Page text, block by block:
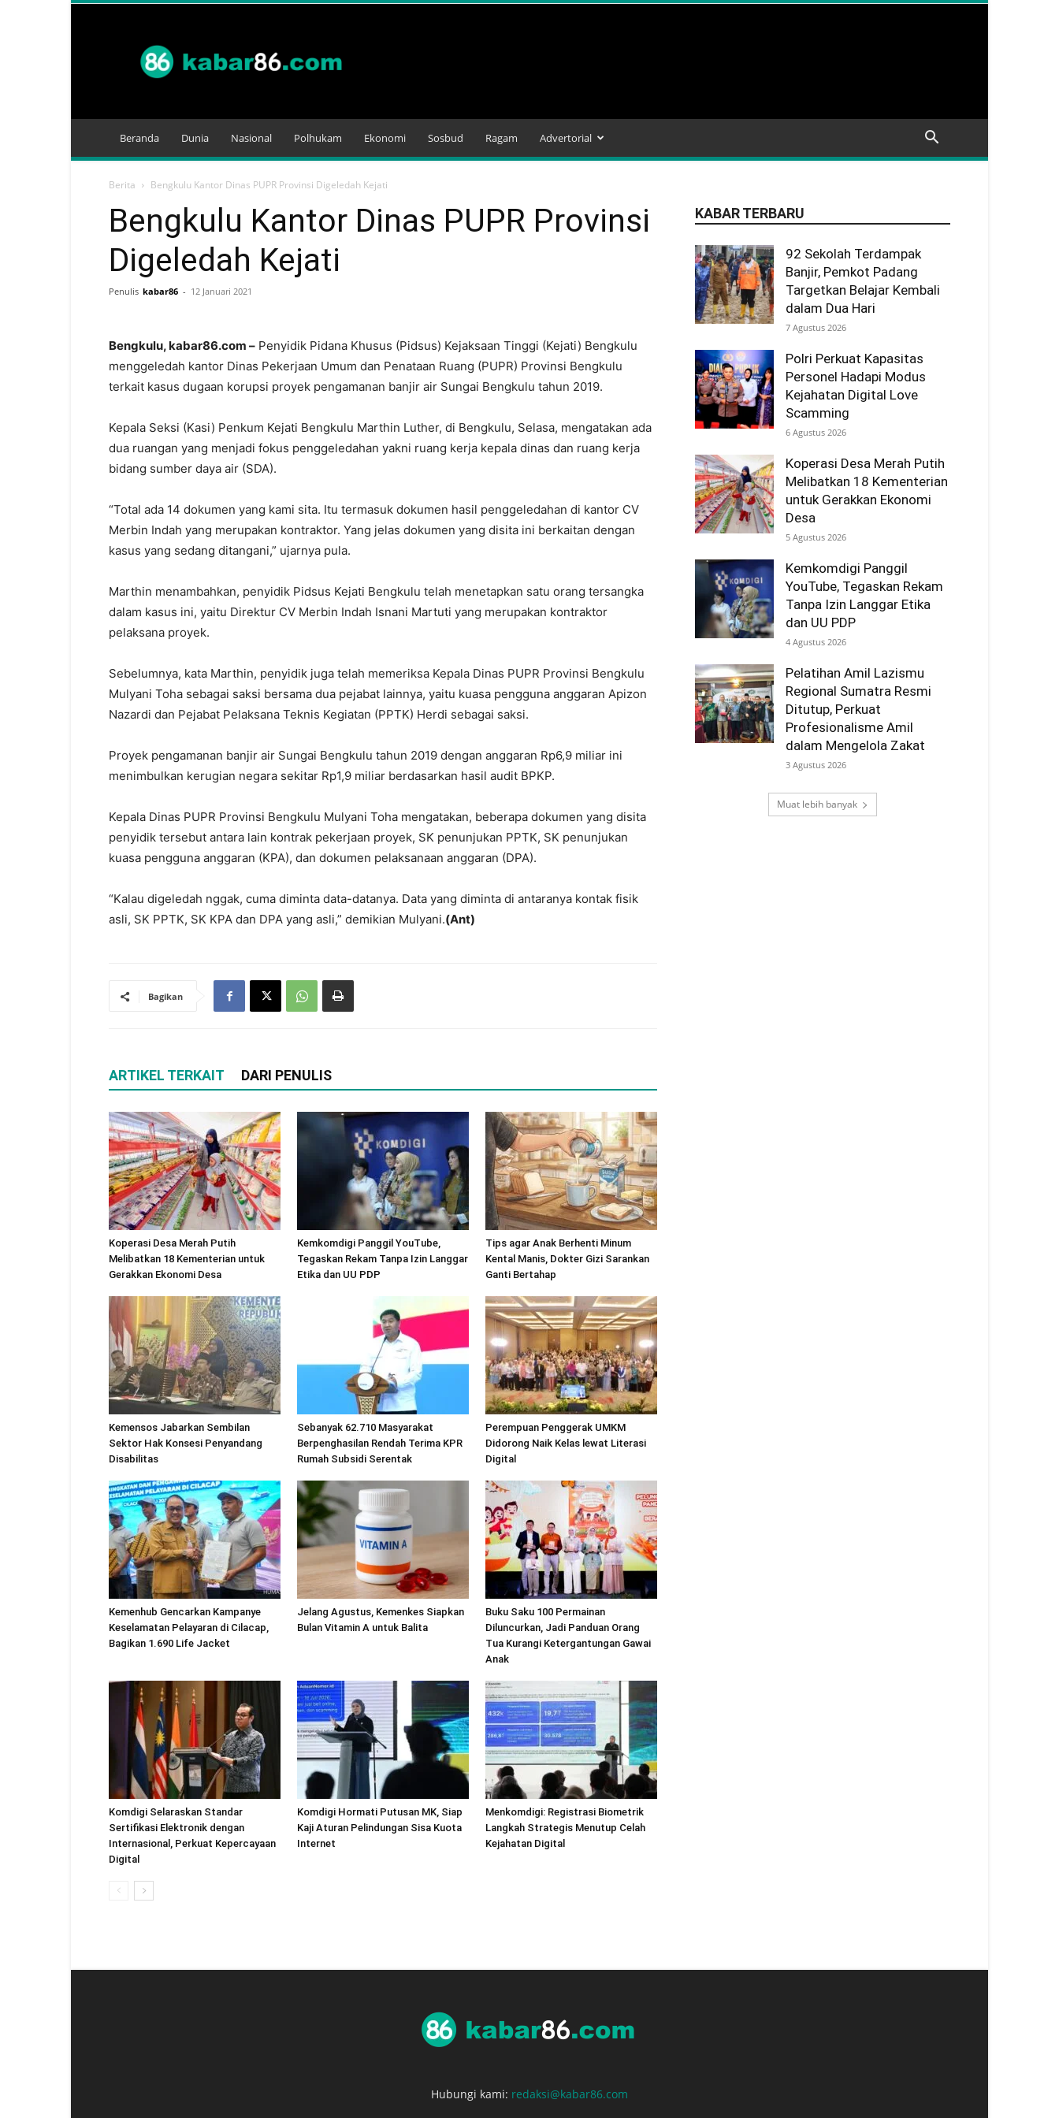
Beranda Dunia Nasional Polhukam Ekonomi Sosbud Ragam Advertorial
Berita Bengkulu Kantor Dinas PUPR Provinsi Digeledah Kejati
Bengkulu Kantor Dinas PUPR Provinsi
Digeledah Kejati
Penulis kabar86 - 12 Januari 2021
Bengkulu, kabar86.com – Penyidik Pidana Khusus (Pidsus) Kejaksaan Tinggi (Kejati) Bengkulu
menggeledah kantor Dinas Pekerjaan Umum dan Penataan Ruang (PUPR) Provinsi Bengkulu
terkait kasus dugaan korupsi proyek pengamanan banjir air Sungai Bengkulu tahun 2019.
Kepala Seksi (Kasi) Penkum Kejati Bengkulu Marthin Luther, di Bengkulu, Selasa, mengatakan ada
dua ruangan yang menjadi fokus penggeledahan yakni ruang kerja kepala dinas dan ruang kerja
bidang sumber daya air (SDA).
“Total ada 14 dokumen yang kami sita. Itu termasuk dokumen hasil penggeledahan di kantor CV
Merbin Indah yang merupakan kontraktor. Yang jelas dokumen yang disita ini berkaitan dengan
kasus yang sedang ditangani,” ujarnya pula.
Marthin menambahkan, penyidik Pidsus Kejati Bengkulu telah menetapkan satu orang tersangka
dalam kasus ini, yaitu Direktur CV Merbin Indah Isnani Martuti yang merupakan kontraktor
pelaksana proyek.
Sebelumnya, kata Marthin, penyidik juga telah memeriksa Kepala Dinas PUPR Provinsi Bengkulu
Mulyani Toha sebagai saksi bersama dua pejabat lainnya, yaitu kuasa pengguna anggaran Apizon
Nazardi dan Pejabat Pelaksana Teknis Kegiatan (PPTK) Herdi sebagai saksi.
Proyek pengamanan banjir air Sungai Bengkulu tahun 2019 dengan anggaran Rp6,9 miliar ini
menimbulkan kerugian negara sekitar Rp1,9 miliar berdasarkan hasil audit BPKP.
Kepala Dinas PUPR Provinsi Bengkulu Mulyani Toha mengatakan, beberapa dokumen yang disita
penyidik tersebut antara lain kontrak pekerjaan proyek, SK penunjukan PPTK, SK penunjukan
kuasa pengguna anggaran (KPA), dan dokumen pelaksanaan anggaran (DPA).
“Kalau digeledah nggak, cuma diminta data-datanya. Data yang diminta di antaranya kontak fisik
asli, SK PPTK, SK KPA dan DPA yang asli,” demikian Mulyani.(Ant)
Bagikan
ARTIKEL TERKAIT DARI PENULIS
Koperasi Desa Merah Putih
Melibatkan 18 Kementerian untuk
Gerakkan Ekonomi Desa
Kemkomdigi Panggil YouTube,
Tegaskan Rekam Tanpa Izin Langgar
Etika dan UU PDP
Tips agar Anak Berhenti Minum
Kental Manis, Dokter Gizi Sarankan
Ganti Bertahap
Kemensos Jabarkan Sembilan
Sektor Hak Konsesi Penyandang
Disabilitas
Sebanyak 62.710 Masyarakat
Berpenghasilan Rendah Terima KPR
Rumah Subsidi Serentak
Perempuan Penggerak UMKM
Didorong Naik Kelas lewat Literasi
Digital
Kemenhub Gencarkan Kampanye
Keselamatan Pelayaran di Cilacap,
Bagikan 1.690 Life Jacket
Jelang Agustus, Kemenkes Siapkan
Bulan Vitamin A untuk Balita
Buku Saku 100 Permainan
Diluncurkan, Jadi Panduan Orang
Tua Kurangi Ketergantungan Gawai
Anak
Komdigi Selaraskan Standar
Sertifikasi Elektronik dengan
Internasional, Perkuat Kepercayaan
Digital
Komdigi Hormati Putusan MK, Siap
Kaji Aturan Pelindungan Sisa Kuota
Internet
Menkomdigi: Registrasi Biometrik
Langkah Strategis Menutup Celah
Kejahatan Digital
KABAR TERBARU
92 Sekolah Terdampak
Banjir, Pemkot Padang
Targetkan Belajar Kembali
dalam Dua Hari
7 Agustus 2026
Polri Perkuat Kapasitas
Personel Hadapi Modus
Kejahatan Digital Love
Scamming
6 Agustus 2026
Koperasi Desa Merah Putih
Melibatkan 18 Kementerian
untuk Gerakkan Ekonomi
Desa
5 Agustus 2026
Kemkomdigi Panggil
YouTube, Tegaskan Rekam
Tanpa Izin Langgar Etika
dan UU PDP
4 Agustus 2026
Pelatihan Amil Lazismu
Regional Sumatra Resmi
Ditutup, Perkuat
Profesionalisme Amil
dalam Mengelola Zakat
3 Agustus 2026
Muat lebih banyak
Hubungi kami: redaksi@kabar86.com